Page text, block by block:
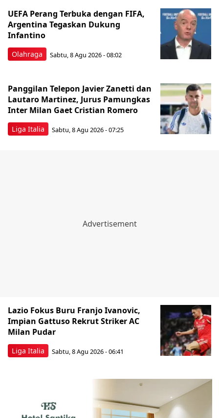
Olahraga
UEFA Perang Terbuka dengan FIFA,
Argentina Tegaskan Dukung
Infantino
Sabtu, 8 Agu 2026 - 08:02
Liga Italia
Panggilan Telepon Javier Zanetti dan
Lautaro Martinez, Jurus Pamungkas
Inter Milan Gaet Cristian Romero
Sabtu, 8 Agu 2026 - 07:25
Liga Italia
Lazio Fokus Buru Franjo Ivanovic,
Impian Gattuso Rekrut Striker AC
Milan Pudar
Sabtu, 8 Agu 2026 - 06:41